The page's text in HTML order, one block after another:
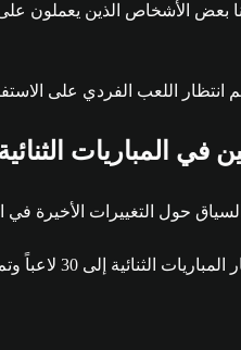
بعض الأشخاص الذين يعملون
اللعب الفردي على
في المباريات
حول التغييرات الأخيرة في
توافق سرعة المباراة مع التجربة التي تضم 60 لاعباً.